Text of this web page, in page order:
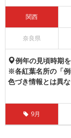
関西
奈良県
例年の見頃時期
※各紅葉名所の「
色づき情報とは異
9月